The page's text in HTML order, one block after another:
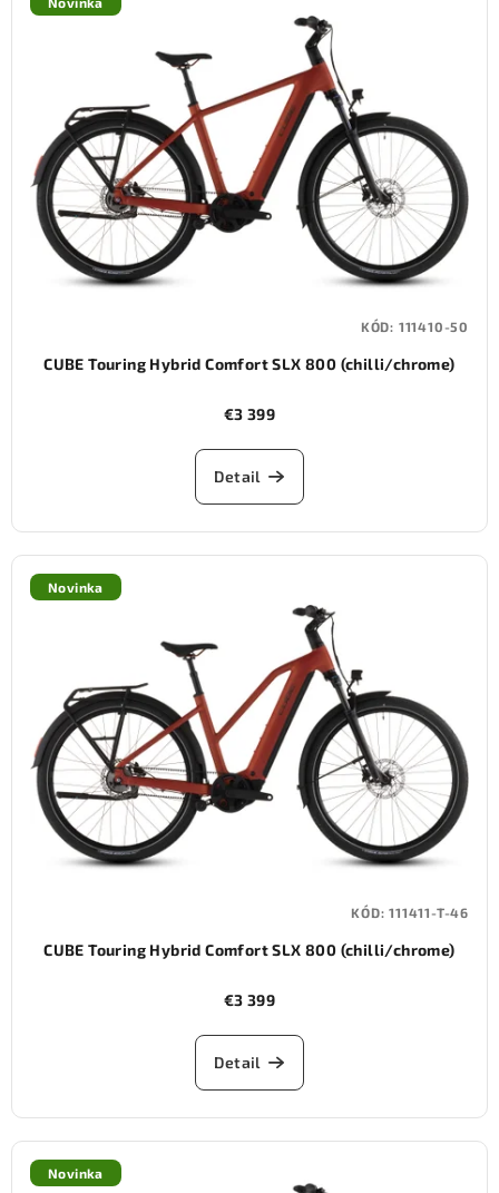
CUBE Touring Hybrid Comfort SLX 800 (chilli/chrome)
€3 399
Detail
KÓD: 111410-50
Novinka
CUBE Touring Hybrid Comfort SLX 800 (chilli/chrome)
€3 399
Detail
KÓD:111411-T-46
Novinka